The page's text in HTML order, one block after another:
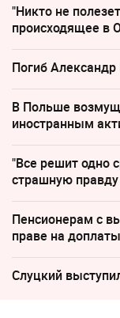
"Никто не
происходящее в
Погиб
В Польше
иностранным
"Все решит одно
страшную правду
Пенсионерам с
праве на доплаты
Слуцкий